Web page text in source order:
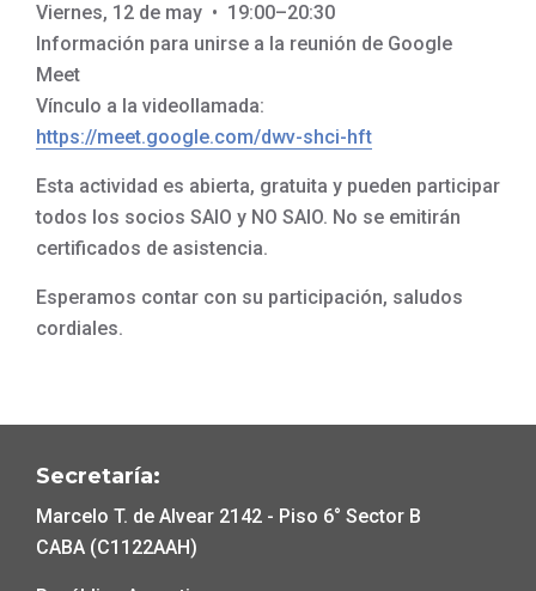
Viernes, 12 de may • 19:00–20:30
Información para unirse a la reunión de Google
Meet
Vínculo a la videollamada:
https://meet.google.com/dwv-shci-hft
Esta actividad es abierta, gratuita y pueden participar
todos los socios SAIO y NO SAIO. No se emitirán
certificados de asistencia.
Esperamos contar con su participación, saludos
cordiales.
Secretaría:
Marcelo T. de Alvear 2142 - Piso 6° Sector B
CABA (C1122AAH)